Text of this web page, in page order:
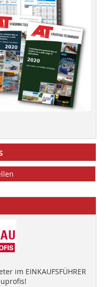
im EINKAUFSFÜHRER